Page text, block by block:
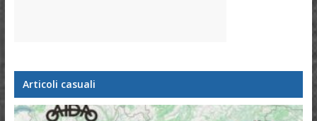
Articoli casuali